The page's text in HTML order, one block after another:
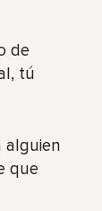
de
tú
alguien
que